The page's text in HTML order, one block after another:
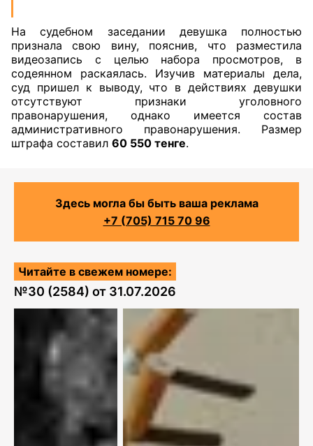
На судебном заседании девушка полностью
признала свою вину, пояснив, что разместила
видеозапись с целью набора просмотров, в
содеянном раскаялась. Изучив материалы дела,
суд пришел к выводу, что в действиях девушки
отсутствуют признаки уголовного
правонарушения, однако имеется состав
административного правонарушения. Размер
штрафа составил 60 550 тенге.
Здесь могла бы быть ваша реклама
+7 (705) 715 70 96
Читайте в свежем номере:
№30 (2584) от 31.07.2026